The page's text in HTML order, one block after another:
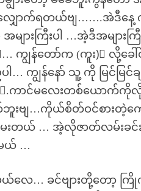
ျှောက်ရတယ်ဗျ…….အဲဒီန
ားကြီးပါ …အဲ့ဒီအများ
ျွန်တော်က (ကူး)း လို့ခေ
… ကျွန်နော် သူ့ ကို မြင်မြင်
ာင်မလေးတစ်ယောက်ကိုလို
ျ…ကိုယ်စိတ်ဝင်စားတဲ့ကေ
းတယ် … အဲ့လိုဇာတ်လမ်းခင်
ယ် …
… ခင်ဗျားတို့တော့ ကြိုက်